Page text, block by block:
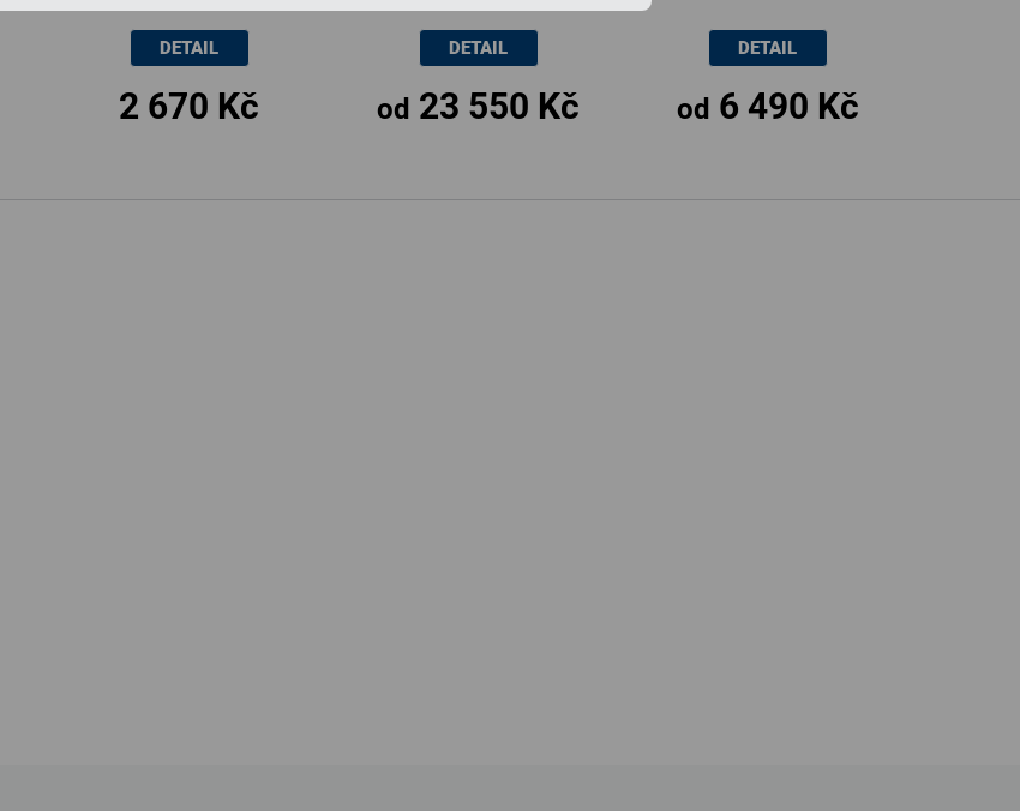
zásuvkový
kontejner do
skříně, 60x43cm
2 670 Kč
DETAIL
skříň, 210 až 270
x 61x214cm
od 23 550 Kč
DETAIL
komoda, 70 až
100cm × 90 ×
43cm
od 6 490 Kč
DETAIL